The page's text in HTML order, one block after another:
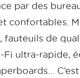
par des
confortables.
fauteuils de
Fi ultra-rapide,